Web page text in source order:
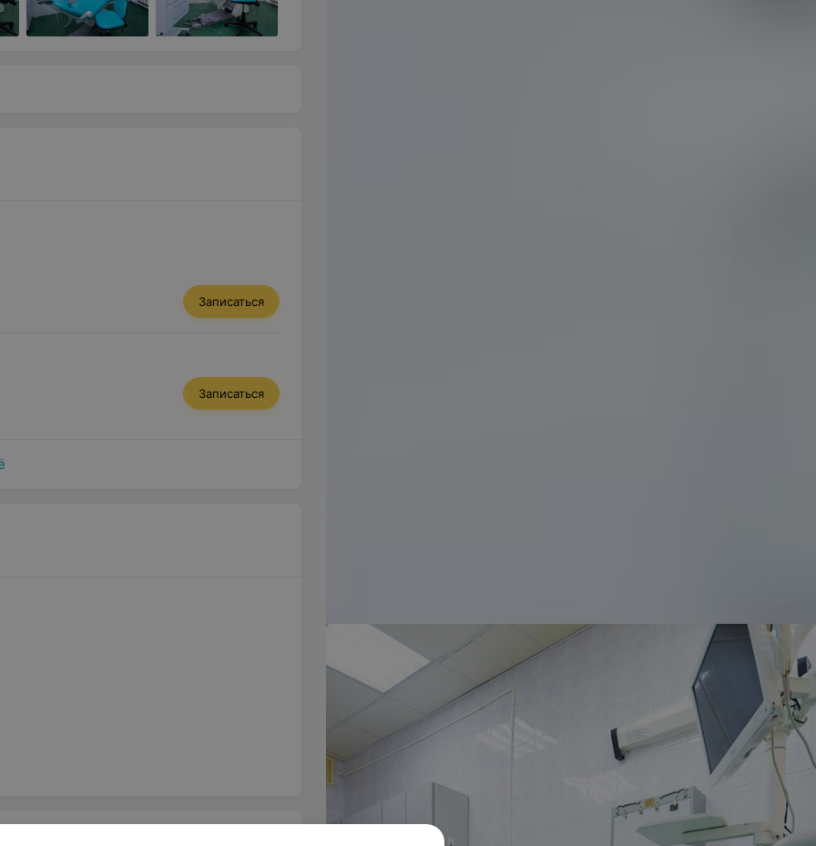
Записаться
Записаться